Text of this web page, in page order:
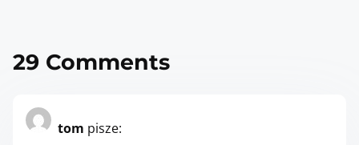
29 Comments
tom pisze: